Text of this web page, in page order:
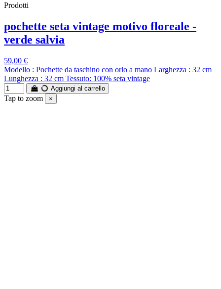
Prodotti
pochette seta vintage motivo floreale -
verde salvia
59,00 €
Modello : Pochette da taschino con orlo a mano Larghezza : 32 cm
Lunghezza : 32 cm Tessuto: 100% seta vintage
Aggiungi al carrello
Tap to zoom ×